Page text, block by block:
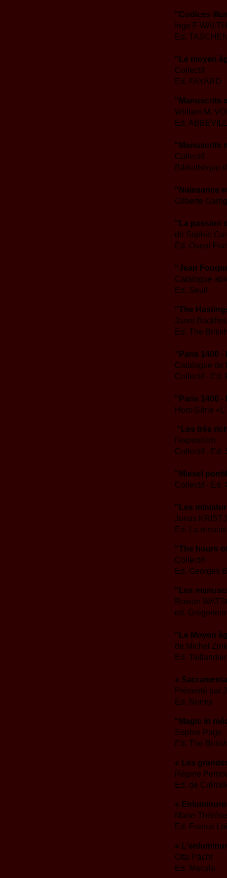
"Codices
Ingo F
Ed.
"Le moyen
Collectif
Ed. FAYARD
"Manuscrits
William M.
Ed.
"Manuscrits
Collectif
Bibliothèque
"Naissance
Gilberte
"La passion
de Sophie
Ed. Ouest
"Jean
Catalogue
Ed. Seuil
"The
Janet
Ed. The
"Paris 1400 -
Catalogue de
Collectif - Ed.
"Paris 1400 -
Hors-Série
"Les très
l'exposition
Collectif - Ed.
"Missel
Collectif - Ed.
"Les
Jonas
Ed. La
"The hours
Collectif
Ed. Georges
"Les
Rowan
ed.
"Le Moyen
de Michel Zink
Ed. Taillandier
«
Présenté par
Ed. Nomis
"Magic in
Sophie Page
Ed. The
« Les
Régine
Ed. de
«
Marie-
Ed. France
«
Otto Pächt
Ed. Macula